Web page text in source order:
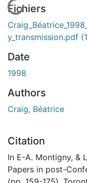
En cours de
Fichiers
y_transmission.pdf
Date
1998
Authors
Craig, Béatrice
Citation
In E-A. Montigny, &
Papers in post-